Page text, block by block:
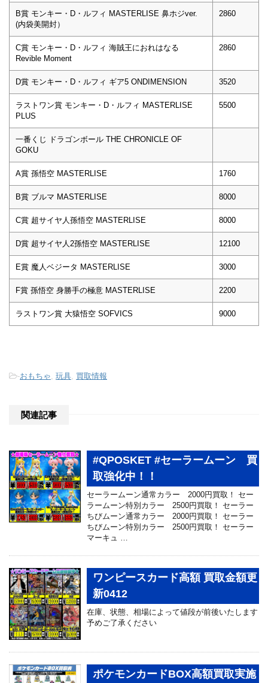
B賞 モンキー・D・ルフィ MASTERLISE 鼻ホジver.
(内袋美開封）
2860
C賞 モンキー・D・ルフィ 海賊王におれはなる
Revible Moment
2860
D賞 モンキー・D・ルフィ ギア5 ONDIMENSION 3520
ラストワン賞 モンキー・D・ルフィ MASTERLISE
PLUS
5500
一番くじ ドラゴンボール THE CHRONICLE OF
GOKU
A賞 孫悟空 MASTERLISE 1760
B賞 ブルマ MASTERLISE 8000
C賞 超サイヤ人孫悟空 MASTERLISE 8000
D賞 超サイヤ人2孫悟空 MASTERLISE 12100
E賞 魔人ベジータ MASTERLISE 3000
F賞 孫悟空 身勝手の極意 MASTERLISE 2200
ラストワン賞 大猿悟空 SOFVICS 9000
-おもちゃ 玩具 買取情報
関連記事
#QPOSKET #セーラームーン 買
取強化中！！
セーラームーン通常カラー 2000円買取！ セー
ラームーン特別カラー 2500円買取！ セーラー
ちびムーン通常カラー 2000円買取！ セーラー
ちびムーン特別カラー 2500円買取！ セーラー
マーキュ …
ワンピースカード高額 買取金額更
新0412
在庫、状態、相場によって値段が前後いたします
予めご了承ください
ポケモンカードBOX高額買取実施